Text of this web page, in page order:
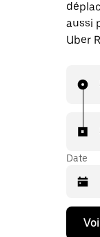
aussi
Uber
Date